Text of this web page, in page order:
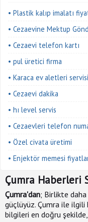
• Plastik kalıp imalatı
• Cezaevine Mektup
• Cezaevi telefon kartı
• pul üretici firma
• Karaca ev aletleri servisi
• Cezaevi dakika
• hı level servis
• Cezaevleri telefon
• Özel civata üretimi
• Enjektör memesi
Çumra Haberleri
Çumra'dan; Birlikte daha
güçlüyüz. Çumra ile ilgili
bilgileri en doğru